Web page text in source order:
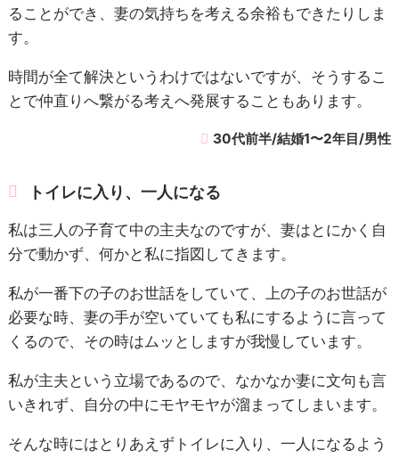
ることができ、妻の気持ちを考える余裕もできたりしま
す。
時間が全て解決というわけではないですが、そうするこ
とで仲直りへ繋がる考えへ発展することもあります。
30代前半/結婚1〜2年目/男性
トイレに入り、一人になる
私は三人の子育て中の主夫なのですが、妻はとにかく自
分で動かず、何かと私に指図してきます。
私が一番下の子のお世話をしていて、上の子のお世話が
必要な時、妻の手が空いていても私にするように言って
くるので、その時はムッとしますが我慢しています。
私が主夫という立場であるので、なかなか妻に文句も言
いきれず、自分の中にモヤモヤが溜まってしまいます。
そんな時にはとりあえずトイレに入り、一人になるよう